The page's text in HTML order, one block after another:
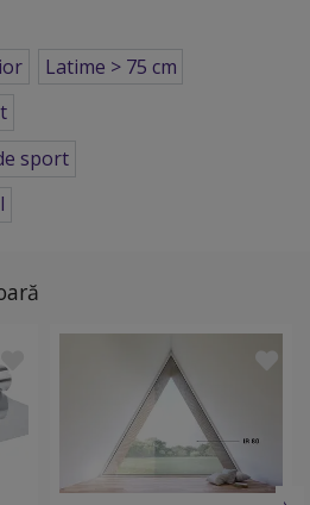
Latime > 75 cm
sport